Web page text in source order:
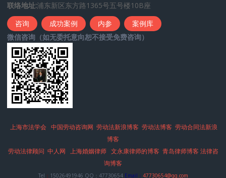
联络地址:浦东新区东方路1365号五号楼10B座
咨询
成功案例 内参
案例库
微信咨询（如无委托意向恕不接受免费咨询）
上海市法学会 中国劳动咨询网 劳动法新浪博客 劳动法博客 劳动合同法新浪
博客
劳动法律顾问 中人网 上海婚姻律师 文永康律师的博客 青岛律师博客法律咨
询博客
Tel ： 15026491946 QQ：47730654 Email： 47730654@qq.com